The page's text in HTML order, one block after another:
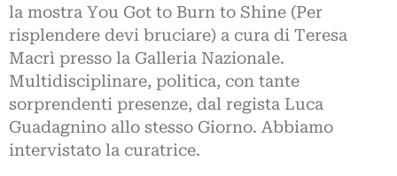
la mostra You Got to Burn to Shine (Per
risplendere devi bruciare) a cura di Teresa
Macrì presso la Galleria Nazionale.
Multidisciplinare, politica, con tante
sorprendenti presenze, dal regista Luca
Guadagnino allo stesso Giorno. Abbiamo
intervistato la curatrice.